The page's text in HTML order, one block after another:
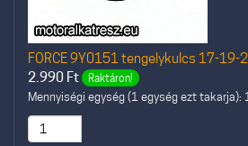
FORCE 9Y0151 tengelykulcs 17-19-
2.990 Ft Raktáron!
Mennyiségi egység (1 egység ezt takarja):